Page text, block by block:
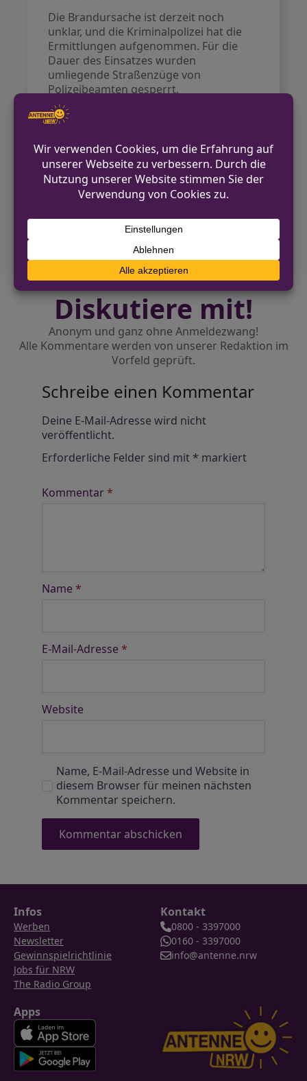
Die Brandursache ist derzeit noch
unklar, und die Kriminalpolizei hat die
Ermittlungen aufgenommen. Für die
Dauer des Einsatzes wurden
umliegende Straßenzüge von
Polizeibeamten gesperrt.
VORHERIGER BEITRAG
Bielefeld: Betrüger geben sich als
Bankmitarbeiter aus
NÄCHSTER BEITRAG
Fußgänger in Mönchengladbach
Diskutiere mit!
Anonym und ganz ohne Anmeldezwang!
Alle Kommentare werden von unserer Redaktion im
Vorfeld geprüft.
Schreibe einen Kommentar
Deine E-Mail-Adresse wird nicht
veröffentlicht.
Erforderliche Felder sind mit * markiert
Kommentar*
Name *
E-Mail-Adresse *
Website
Name, E-Mail-Adresse und Website in
diesem Browser für meinen nächsten
Kommentar speichern.
Infos
Werben
Newsletter
Gewinnspielrichtlinie
Jobs für NRW
The Radio Group
Kontakt
0800 - 3397000
0160 - 3397000
info@antenne.nrw
Apps